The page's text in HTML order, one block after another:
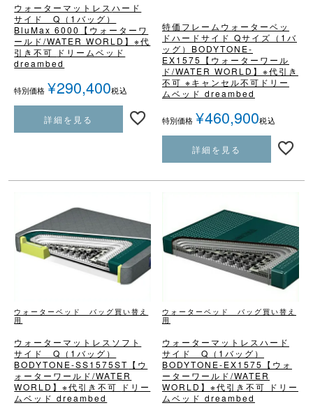
ウォーターマットレスハード
サイド Q（1バッグ）
BluMax 6000 【ウォーターワ
ールド/WATER WORLD】※代
引き不可
ドリームベッド
dreambed
特別価格 ¥290,400税込
詳細を見る
特価フレームウォーターベッ
ドハードサイド Qサイズ（1バ
ッグ） BODYTONE-
EX1575 【ウォーターワール
ド/WATER WORLD】 ※代引き
不可 ※キャンセル不可 ドリー
ムベッド dreambed
特別価格 ¥460,900税込
詳細を見る
ウォーターベッド バッグ買い替え
用
ウォーターマットレス ソフト
サイド Q（1バッグ）
BODYTONE-SS1575ST 【ウ
ォーターワールド/WATER
WORLD】※代引き不可
ドリー
ムベッド dreambed
ウォーターベッド バッグ買い替え
用
ウォーターマットレス ハード
サイド Q（1バッグ）
BODYTONE-EX1575 【ウォ
ーターワールド/WATER
WORLD】 ※代引き不可
ドリー
ムベッド dreambed